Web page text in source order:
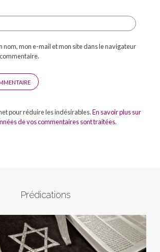
nom, mon e-mail et mon site dans le navigateur
pour réduire les indésirables.En savoir plus sur
de vos commentaires sont traitées.
Prédications